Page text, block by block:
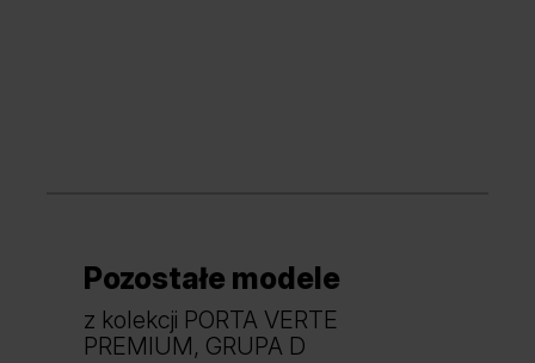
Grupa cenowa (2)
Dąb Szkarłatny
Pozostałe modele
z kolekcji PORTA VERTE
PREMIUM, GRUPA D